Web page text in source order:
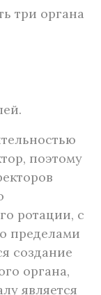
три органа
поэтому
ротации, с
пределами
создание
органа,
является